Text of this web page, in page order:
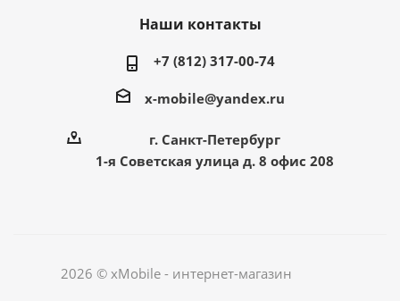
Наши контакты
+7 (812) 317-00-74
x-mobile@yandex.ru
г. Санкт-Петербург
1-я Советская улица д. 8 офис 208
2026 © xMobile - интернет-магазин